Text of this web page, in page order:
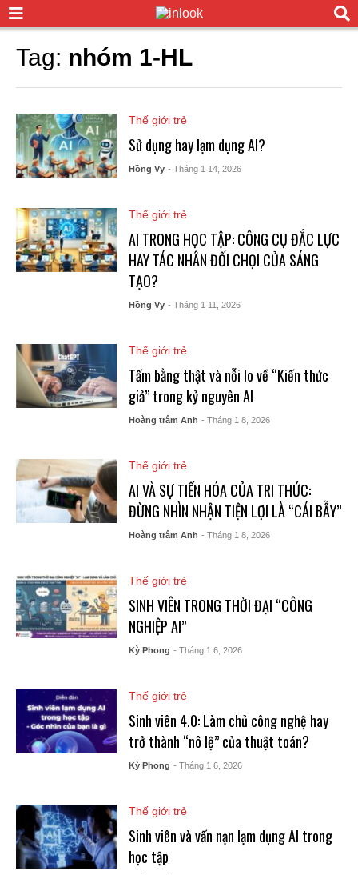
Tag: nhóm 1-HL
Thế giới trẻ
Sử dụng hay lạm dụng AI?
Hồng Vy - Tháng 1 14, 2026
Thế giới trẻ
AI TRONG HỌC TẬP: CÔNG CỤ ĐẮC LỰC
HAY TÁC NHÂN ĐỐI CHỌI CỦA SÁNG
TẠO?
Hồng Vy - Tháng 1 11, 2026
Thế giới trẻ
Tấm bằng thật và nỗi lo về “Kiến thức
giả” trong kỷ nguyên AI
Hoàng trâm Anh - Tháng 1 8, 2026
Thế giới trẻ
AI VÀ SỰ TIẾN HÓA CỦA TRI THỨC:
ĐỪNG NHÌN NHẬN TIỆN LỢI LÀ “CÁI BẪY”
Hoàng trâm Anh - Tháng 1 8, 2026
Thế giới trẻ
SINH VIÊN TRONG THỜI ĐẠI “CÔNG
NGHIỆP AI”
Kỳ Phong - Tháng 1 6, 2026
Thế giới trẻ
Sinh viên 4.0: Làm chủ công nghệ hay
trở thành “nô lệ” của thuật toán?
Kỳ Phong - Tháng 1 6, 2026
Thế giới trẻ
Sinh viên và vấn nạn lạm dụng AI trong
học tập